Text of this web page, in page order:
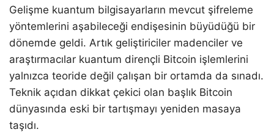
Gelişme kuantum bilgisayarların mevcut şifreleme
yöntemlerini aşabileceği endişesinin büyüdüğü bir
dönemde geldi. Artık geliştiriciler madenciler ve
araştırmacılar kuantum dirençli Bitcoin işlemlerini
yalnızca teoride değil çalışan bir ortamda da sınadı.
Teknik açıdan dikkat çekici olan başlık Bitcoin
dünyasında eski bir tartışmayı yeniden masaya
taşıdı.